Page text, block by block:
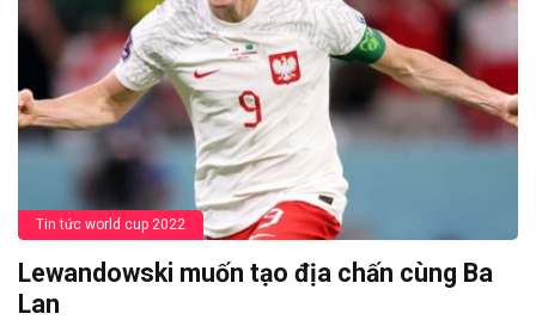
Tin tức world cup 2022
Lewandowski muốn tạo địa chấn cùng Ba
Lan